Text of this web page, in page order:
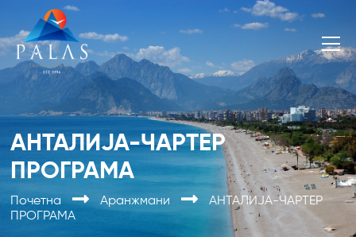
АНТАЛИЈА-ЧАРТЕР
ПРОГРАМА
Почетна Аранжмани
АНТАЛИЈА-ЧАРТЕР
ПРОГРАМА